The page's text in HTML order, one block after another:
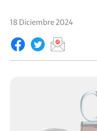
18 Diciembre 2024